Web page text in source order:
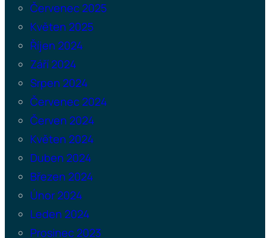
Červenec 2025
Květen 2025
Říjen 2024
Září 2024
Srpen 2024
Červenec 2024
Červen 2024
Květen 2024
Duben 2024
Březen 2024
Únor 2024
Leden 2024
Prosinec 2023